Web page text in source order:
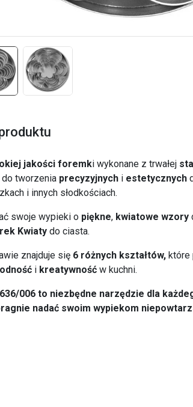
jakości foremki wykonane z trwałej
do tworzenia precyzyjnych i estetycznych
i innych słodkościach.
swoje wypieki o piękne, kwiatowe wzory
Kwiaty do ciasta.
znajduje się 6 różnych kształtów, które
i kreatywność w kuchni.
006 to niezbędne narzędzie dla
nadać swoim wypiekom